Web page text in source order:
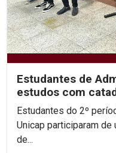
Estudantes de
estudos com
Estudantes do 2º
Unicap participaram
de...